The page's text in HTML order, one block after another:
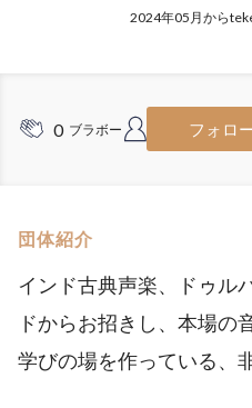
2024年05月から
0 ブラボー フォロワー
フォロ
団体紹介
インド古典声楽、ドゥル
ドからお招きし、本場の
学びの場を作っている、